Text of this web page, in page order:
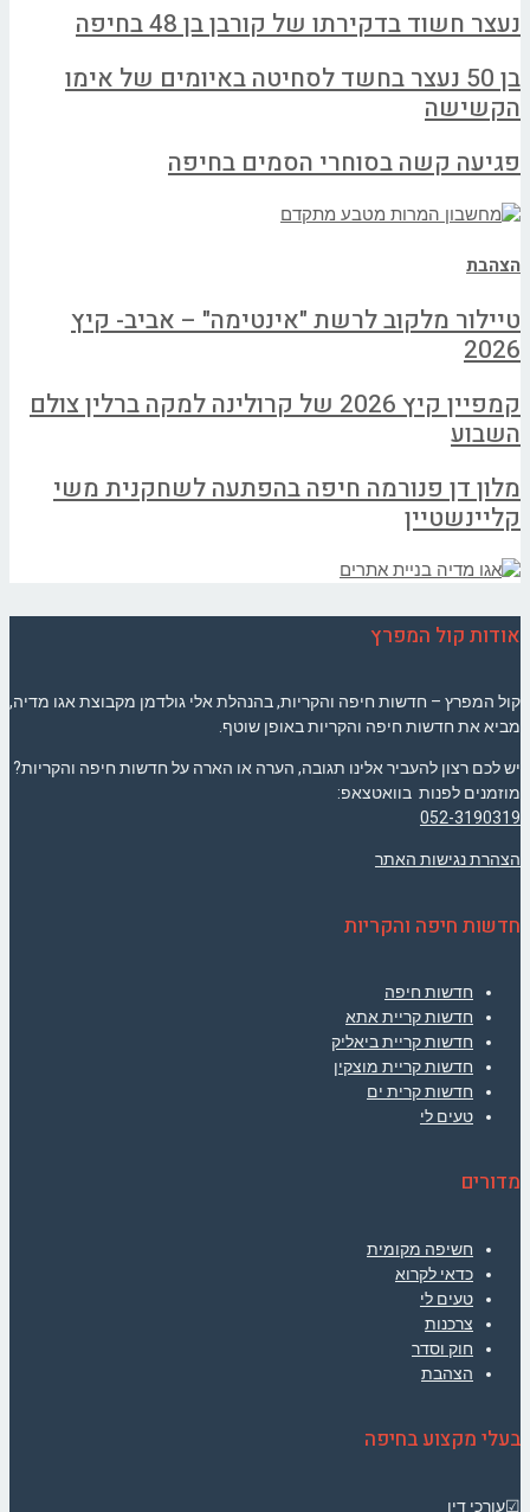
נעצר חשוד בדקירתו של קורבן בן 48 בחיפה
בן 50 נעצר בחשד לסחיטה באיומים של אימו
הקשישה
פגיעה קשה בסוחרי הסמים בחיפה
הצהבת
טיילור מלקוב לרשת "אינטימה" – אביב- קיץ
2026
קמפיין קיץ 2026 של קרולינה למקה ברלין צולם
השבוע
מלון דן פנורמה חיפה בהפתעה לשחקנית משי
קליינשטיין
אודות קול המפרץ
קול המפרץ – חדשות חיפה והקריות, בהנהלת אלי גולדמן מקבוצת אגו מדיה,
מביא את חדשות חיפה והקריות באופן שוטף.
יש לכם רצון להעביר אלינו תגובה, הערה או הארה על חדשות חיפה והקריות?
מוזמנים לפנות בוואטצאפ:
052-3190319
הצהרת נגישות האתר
חדשות חיפה והקריות
חדשות חיפה
חדשות קריית אתא
חדשות קריית ביאליק
חדשות קריית מוצקין
חדשות קרית ים
טעים לי
מדורים
חשיפה מקומית
כדאי לקרוא
טעים לי
צרכנות
חוק וסדר
הצהבת
בעלי מקצוע בחיפה
☑עורכי דין